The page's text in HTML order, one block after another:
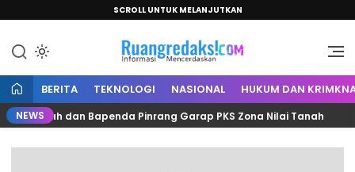
SCROLL UNTUK MELANJUTKAN
Ruang Redaksi
Informasi Mencerdaskan
BERITA TEKNOLOGI NASIONAL HUKUM DAN
NEWSdan Bapenda Pinrang Garap PKS Zona Nilai Tanah